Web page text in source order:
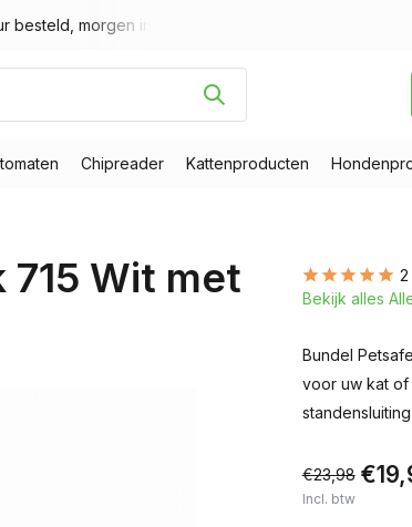
besteld, morgen in huis
Chipreader Kattenproducten
715 Wit met
Bekijk alles
Bundel
voor uw kat of
€23,98
Incl. btw